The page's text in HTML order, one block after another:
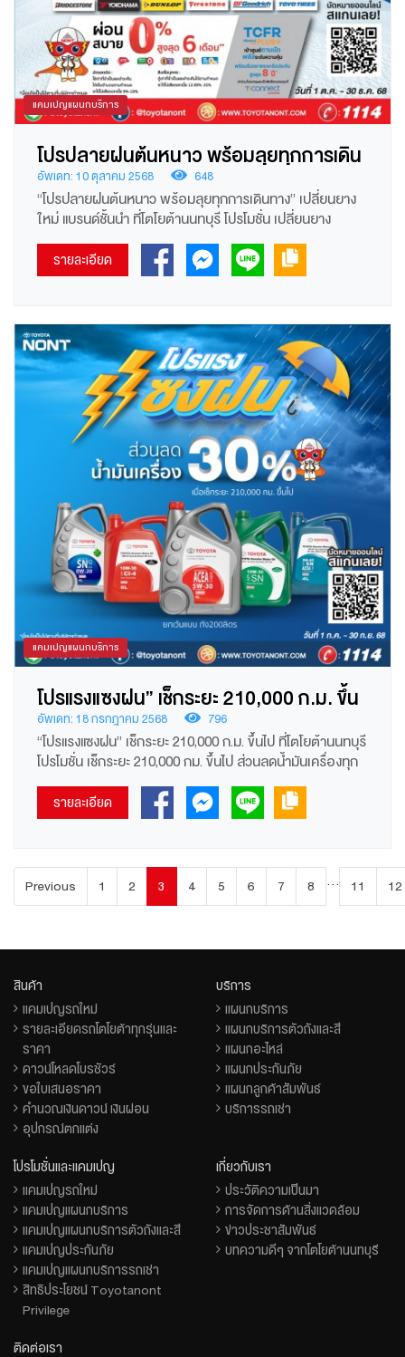
แคมเปญแผนกบริการ
โปรปลายฝนต้นหนาว พร้อมลุยทุกการเดิน
ทาง” เปลี่ยนยางใหม่ แบรนด์ชั้นนำ ที่โตโย
ต้านนทบุรี
อัพเดท: 10 ตุลาคม 2568 648
“โปรปลายฝนต้นหนาว พร้อมลุยทุกการเดินทาง” เปลี่ยนยาง
ใหม่ แบรนด์ชั้นนำ ที่โตโยต้านนทบุรี โปรโมชั่น เปลี่ยนยาง
รถยนต์ 4 เส้น ส่วนลด 25% หรือเทียบเท่า 3 แถม 1 เฉพาะ
ยี่ห้อและรุ่นที่กำหนด หรือรับส่วนลดตามขอบ ลดสูงสุด
2,000.-(ไม่สามารถใช้ร่วมกับส่วนลด 25%) พิเศษยางบริดจส
กับส่วนลดตามขอบได้) ฟรีค่าแรง เปลี่ยนยาง, ตั้งศูนย์ ถ่วงล้อ
รับประกันอุบัติเหตุยาง 1 ปี หรือ 20,000 กม. ฟรี!บริการช่วย
เหลือฉุกเฉิน 24 ชั่วโมง (*เฉพาะลูกค้า TCFR Pius+) ผ่อน 0%
นาน 6 เดือน กับ ธนาคารที่ร่วมรายการ (ธ.กรุงเทพ, ธ.กรุง
ไทย, ธ.กสิกรไทย, ธ.ไทยพาณิชย์, ธ.กรุงศรี, ธ.ทหารไทยธน
ชาติ, ธ.ยูโอบี) 1 ต.ค. - 30 ธ.ค.2568
รายละเอียด
แคมเปญแผนกบริการ
โปรแรงแซงฝน” เช็กระยะ 210,000 ก.ม. ขึ้น
ไป ที่โตโยต้านนทบุรี
อัพเดท: 18 กรกฎาคม 2568 796
“โปรแรงแซงฝน” เช็กระยะ 210,000 ก.ม. ขึ้นไป ที่โตโยต้านนทบุรี
โปรโมชั่น เช็กระยะ 210,000 กม. ขึ้นไป ส่วนลดน้ำมันเครื่องทุก
เกรด 30% *ยกเว้น แบบถัง 200 ลิตร 1 ก.ค. - 30 ก.ย.2568
*เงื่อนไขเป็นไปตามที่บริษัทฯกำหนด สอบถามรายละเอียดเพิ่ม
เติมได้ที่ศูนย์บริการโตโยต้านนทบุรีทุกสาขา โทร. 1114 หรือ
https://aftersales.toyota.co.th/appointment?
dlr=12013
รายละเอียด
Previous 1 2 3 4 5 6 7 8 ... 11 12
สินค้า
แคมเปญรถใหม่
รายละเอียดรถโตโยต้าทุกรุ่นและ
ราคา
ดาวน์โหลดโบรชัวร์
ขอใบเสนอราคา
คำนวณเงินดาวน์ เงินผ่อน
อุปกรณ์ตกแต่ง
บริการ
แผนกบริการ
แผนกบริการตัวถังและสี
แผนกอะไหล่
แผนกประกันภัย
แผนกลูกค้าสัมพันธ์
บริการรถเช่า
โปรโมชั่นและแคมเปญ
แคมเปญรถใหม่
แคมเปญแผนกบริการ
แคมเปญแผนกบริการตัวถังและสี
แคมเปญประกันภัย
แคมเปญแผนกบริการรถเช่า
สิทธิประโยชน์ Toyotanont
Privilege
เกี่ยวกับเรา
ประวัติความเป็นมา
การจัดการด้านสิ่งแวดล้อม
ข่าวประชาสัมพันธ์
บทความดีๆ จากโตโยต้านนทบุรี
ติดต่อเรา